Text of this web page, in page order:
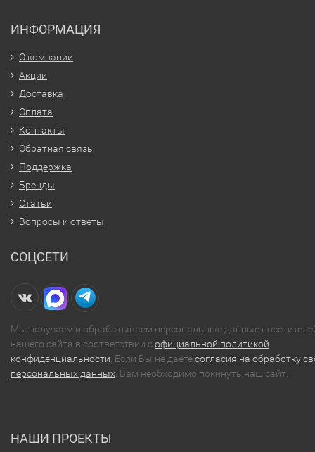
ИНФОРМАЦИЯ
О компании
Акции
Доставка
Оплата
Контакты
Обратная связь
Поддержка
Бренды
Статьи
Вопросы и ответы
СОЦСЕТИ
Мы получаем и обрабатываем персональные данные
нашего сайта в соответствии софициальной политикой
конфиденциальности . Если Вы не даетесогласия на обработку
персональных данных , Вам необходимо покинуть наш сайт.
НАШИ ПРОЕКТЫ